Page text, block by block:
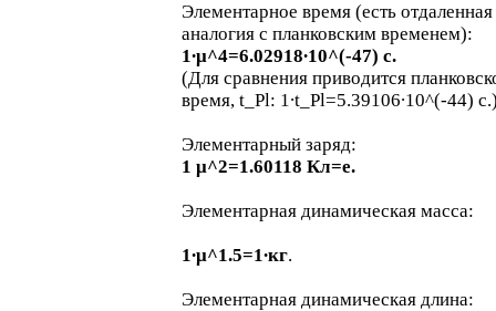
Элементарное время (есть отдаленная
аналогия с планковским временем):
1∙μ^4=6.02918∙10^(-47) с.
(Для сравнения приводится
время, t_Pl: 1∙t_Pl=5.39106∙10^(-44)
Элементарный заряд:
1 μ^2=1.60118 Кл=e.
Элементарная динамическая масса:
1∙μ^1.5=1∙кг.
Элементарная динамическая длина: